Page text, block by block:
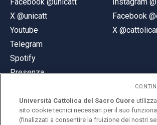
X @unicatt
Youtube
Telegram
Spotify
Presenza
Facebook
X
Università Cattolica del Sacro Cuore
sito cookie tecnici necessari per il suo
(finalizzati a consentire la fruizione dei nostri